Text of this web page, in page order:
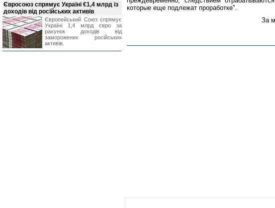
которые еще подлежат проработке".
За
Євросоюз спрямує Україні €1,4 млрд із
доходів від російських активів
Європейський Союз спрямує
Україні 1,4 млрд євро за
рахунок доходів від
заморожених російських
активів.